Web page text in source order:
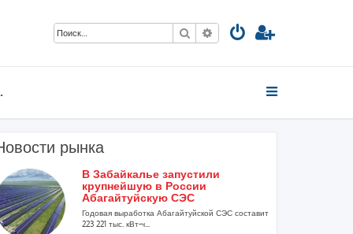
Поиск Расширенный поиск
рынка
В Забайкалье запустили
крупнейшую в России
Абагайтуйскую СЭС
Годовая выработка Абагайтуйской СЭС составит
223 221 тыс. кВт-ч...